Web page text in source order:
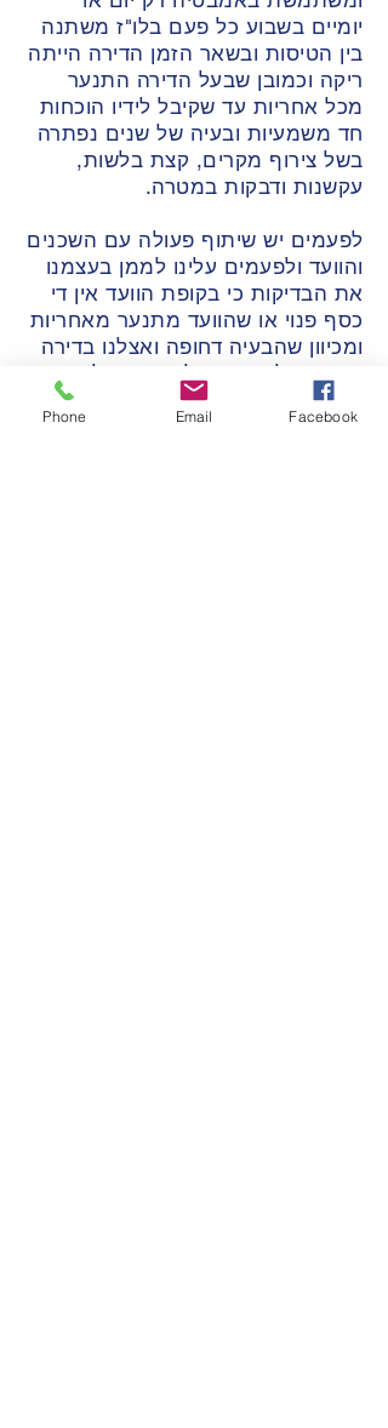
יומיים בשבוע כל פעם בלו"ז משתנה
בין הטיסות ובשאר הזמן הדירה הייתה
ריקה וכמובן שבעל הדירה התנער
מכל אחריות עד שקיבל לידיו הוכחות
חד משמעיות ובעיה של שנים נפתרה
בשל צירוף מקרים, קצת בלשות,
עקשנות ודבקות במטרה.
לפעמים יש שיתוף פעולה עם השכנים
והוועד ולפעמים עלינו לממן בעצמנו
את הבדיקות כי בקופת הוועד אין די
כסף פנוי או שהוועד מתנער מאחריות
ומכיוון שהבעיה דחופה ואצלנו בדירה
הנזק גדול, אין זמן לבזבז ויש להקדים
איתור וטיפול. עם מים זה ידוע שאם
לא מקדימים לטפל, הבעיה רק
Phone Email Facebook